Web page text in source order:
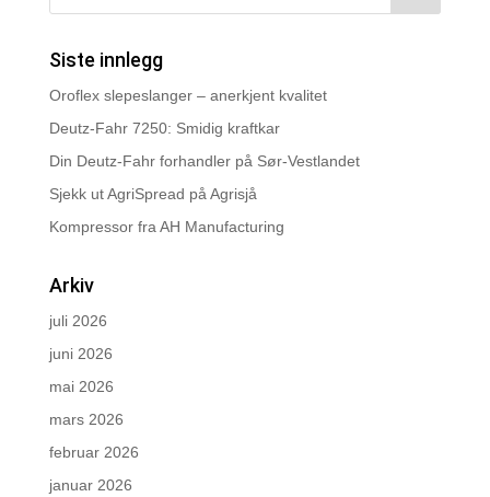
Siste innlegg
Oroflex slepeslanger – anerkjent kvalitet
Deutz-Fahr 7250: Smidig kraftkar
Din Deutz-Fahr forhandler på Sør-Vestlandet
Sjekk ut AgriSpread på Agrisjå
Kompressor fra AH Manufacturing
Arkiv
juli 2026
juni 2026
mai 2026
mars 2026
februar 2026
januar 2026